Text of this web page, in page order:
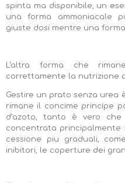
spinta ma disponibile, un
una forma ammoniacale
giuste dosi mentre una
L'altra forma che
correttamente la nutrizione
Gestire un prato senza urea
rimane il concime principe
d’azoto, tanto è vero
concentrata
cessione piu graduali,
inibitori, le coperture dei